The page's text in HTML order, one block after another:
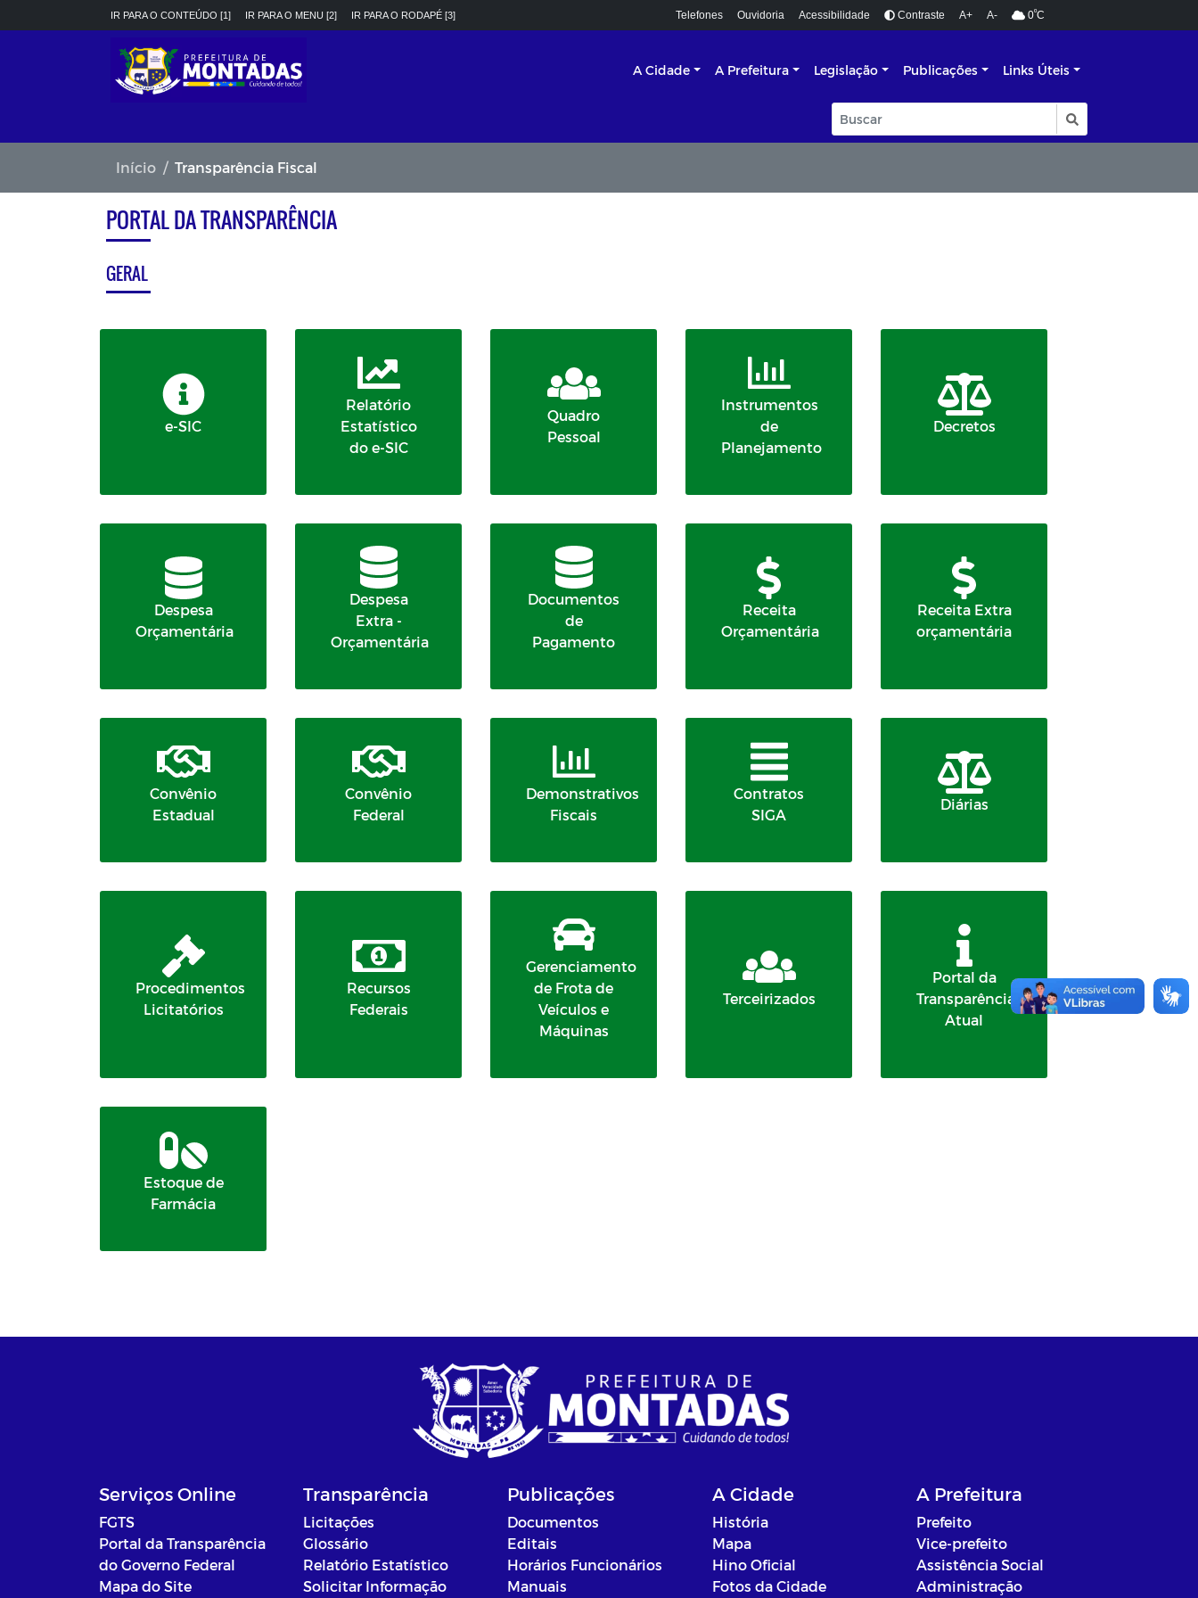
IR PARA O CONTEÚDO [1] IR PARA O MENU [2] IR PARA O RODAPÉ [3] Telefones Ouvidoria Acessibilidade Contraste A+ A- 0ºC
A Cidade A Prefeitura Legislação Publicações Links Úteis
Início Transparência Fiscal
PORTAL DA TRANSPARÊNCIA
GERAL
e-SIC
Relatório
Estatístico
do e-SIC
Quadro
Pessoal
Instrumentos
de
Planejamento
Decretos
Despesa
Orçamentária
Despesa
Extra -
Orçamentária
Documentos
de
Pagamento
Receita
Orçamentária
Receita Extra
orçamentária
Convênio
Estadual
Convênio
Federal
Demonstrativos
Fiscais
Contratos
SIGA
Diárias
Procedimentos
Licitatórios
Recursos
Federais
Gerenciamento
de Frota de
Veículos e
Máquinas
Terceirizados
Portal da
Transparência
Atual
Estoque de
Farmácia
Serviços Online
FGTS
Portal da Transparência
do Governo Federal
Mapa do Site
Transparência
Licitações
Glossário
Relatório Estatístico
Solicitar Informação
Publicações
Documentos
Editais
Horários Funcionários
Manuais
A Cidade
História
Mapa
Hino Oficial
Fotos da Cidade
A Prefeitura
Prefeito
Vice-prefeito
Assistência Social
Administração